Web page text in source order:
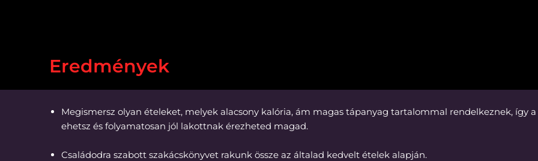
Eredmények
Megismersz olyan ételeket, melyek alacsony kalória, ám magas tápanyag tartalommal rendelkeznek, így
ehetsz és folyamatosan jól lakottnak érezheted magad.
Családodra szabott szakácskönyvet rakunk össze az általad kedvelt ételek alapján.